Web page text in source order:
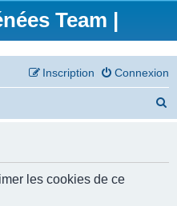
Team |
Connexion
Inscription
les cookies de ce